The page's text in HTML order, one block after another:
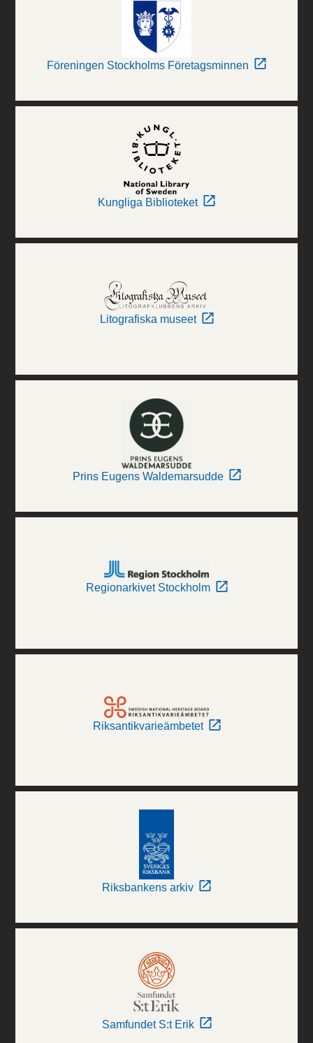
Föreningen Stockholms Företagsminnen
Kungliga Biblioteket
Litografiska museet
Prins Eugens Waldemarsudde
Regionarkivet Stockholm
Riksantikvarieämbetet
Riksbankens arkiv
Samfundet S:t Erik